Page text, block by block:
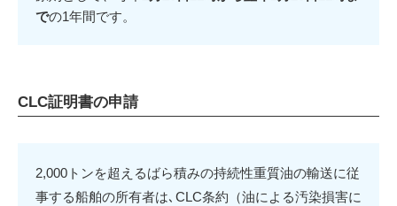
での1年間です。
CLC証明書の申請
2,000トンを超えるばら積みの持続性重質油の輸送に従
事する船舶の所有者は､CLC条約（油による汚染損害に